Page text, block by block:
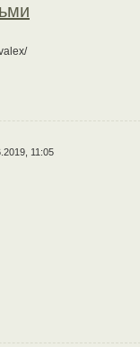
11:05